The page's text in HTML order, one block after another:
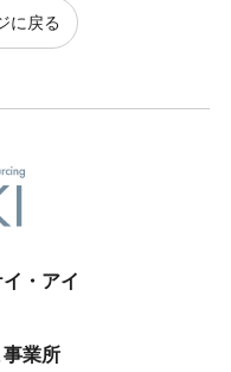
に戻る
・アイ
業所